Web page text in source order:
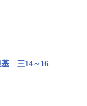
基 三14～16